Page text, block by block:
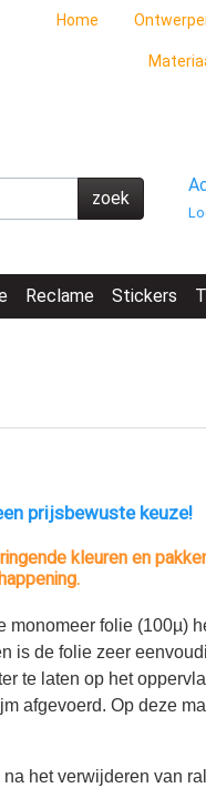
Home
zoek
Reclame Stickers
prijsbewuste keuze!
kleuren en
folie (100µ)
is de folie zeer
te laten op het
afgevoerd. Op deze
het verwijderen van